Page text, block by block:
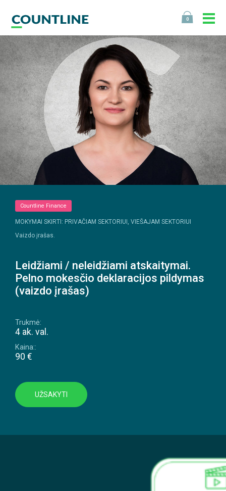
0
Countline Finance
MOKYMAI SKIRTI: PRIVAČIAM SEKTORIUI, VIEŠAJAM SEKTORIUI
Vaizdo įrašas.
Leidžiami / neleidžiami atskaitymai.
Pelno mokesčio deklaracijos pildymas
(vaizdo įrašas)
Trukmė:
4 ak. val.
Kaina::
90 €
UŽSAKYTI